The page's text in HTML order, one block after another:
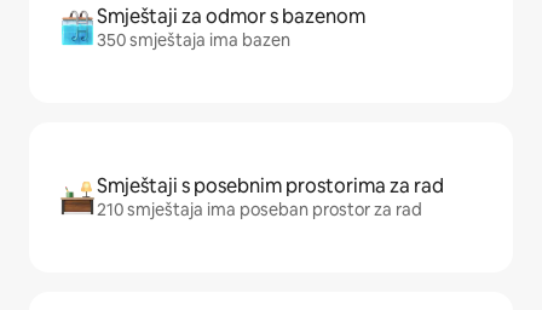
Smještaji za odmor s bazenom
350 smještaja ima bazen
Smještaji s posebnim prostorima za rad
210 smještaja ima poseban prostor za rad